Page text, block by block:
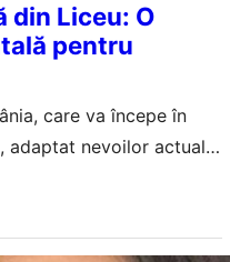
din Liceu: O
pentru
care va începe în
adaptat nevoilor actuale